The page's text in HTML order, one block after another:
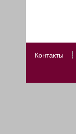
Контакты